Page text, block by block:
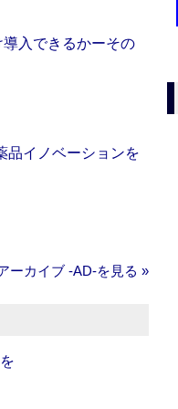
入できるかーその
品イノベーションを
ーカイブ ‐AD‐を見る »